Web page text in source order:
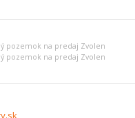
pozemok na predaj Zvolen
pozemok na predaj Zvolen